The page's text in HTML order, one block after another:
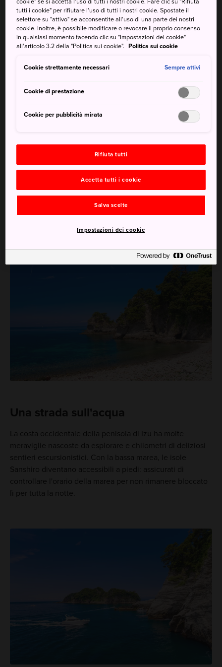
attirano i visitatori in questa fotogenica fascia costiera.
Come arrivare
Gli autobus per Dogashima partono dalla stazione di
Izukyu-Shimoda (60 minuti).
In breve
Dogashima è il sito di un tombolo, una porzione di terra
che diventa visibile solo con la bassa marea
L'area presenta insolite formazioni rocciose di natura
vulcanica chiamate dighe magmatiche
Una strada sull'acqua
La costa occidentale della penisola di Izu ha molte
meraviglie nascoste da esplorare e chilometri di deliziosi
sentieri escursionistici. Con la bassa marea, le isole
Sanshiro diventano accessibili a piedi: assicurati di
controllare l'orario della marea per non rimanere bloccato
lì per tutta la notte.
tutti i cookie" per rifiutare l'uso di tutti i nostri cookie. Spostate il
selettore su "attivo" se acconsentite all'uso di una parte dei nostri
cookie. Inoltre, è possibile modificare o revocare il proprio consenso
in qualsiasi momento facendo clic su "Impostazioni dei cookie"
all'articolo 3.2 della "Politica sui cookie". Politica sui cookie
Cookie strettamente necessari Sempre attivi
Cookie di prestazione
Cookie per pubblicità mirata
Rifiuta tutti
Accetta tutti i cookie
Salva scelte
Impostazioni dei cookie